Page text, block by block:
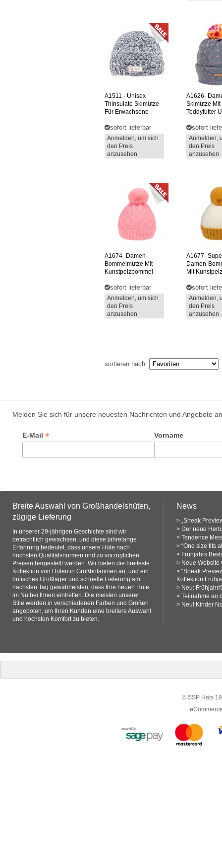
A1511 - Unisex
Thinsulate Skimütze
Für Erwachsene
sofort lieferbar
Anmelden, um sich
den Preis
anzusehen
A1626-
Skimütze Mit
Teddyfutter
sofort
Anmelden,
den Preis
anzusehen
A1674- Damen-
Bommelmütze Mit
Kunstpelzbommel
sofort lieferbar
Anmelden, um sich
den Preis
anzusehen
A1677-
Damen-
Mit
sofort
Anmelden,
den Preis
anzusehen
sortieren nach
Melden Sie sich für unsere neuesten Nachrichten und Angebote an
E-Mail * Vorname
Breite Auswahl von Großhandelshüten,
zügige Lieferung
In unserer 29-jährigen Geschichte sind wir
beträchtlich gewachsen, und diese jahrelange
Erfahrung bedeutet, dass unsere Hüte nach
höchsten Qualitätsnormen und zu vorzüglichen
Preisen hergestellt werden. Wir bieten die breiteste
Kollektion von Hüten in Großbritannien an, und ein
britisches Großlager und schnelle Lieferung am
nächsten Tag gewährleisten, dass Ihre neuen Hüte
im Nu bei Ihnen eintreffen. Die meisten unserer
Stile werden in verschiedenen Farben und Größen
angeboten, um Ihren Kunden eine breitere Auswahl
und höchsten Komfort zu bieten.
News
> „Sneak
> Der neue
> Tendence
> “One size fits
> Frühjahrs
> Neue Website
> “Sneak
Kollektion
> Neu:
> Teilnahme an
> Neu! Kinder
© SSP Hats